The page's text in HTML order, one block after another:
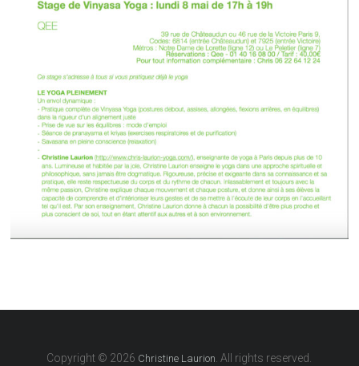
Copyright © 2026 Christine Laurion . All rights reserved.